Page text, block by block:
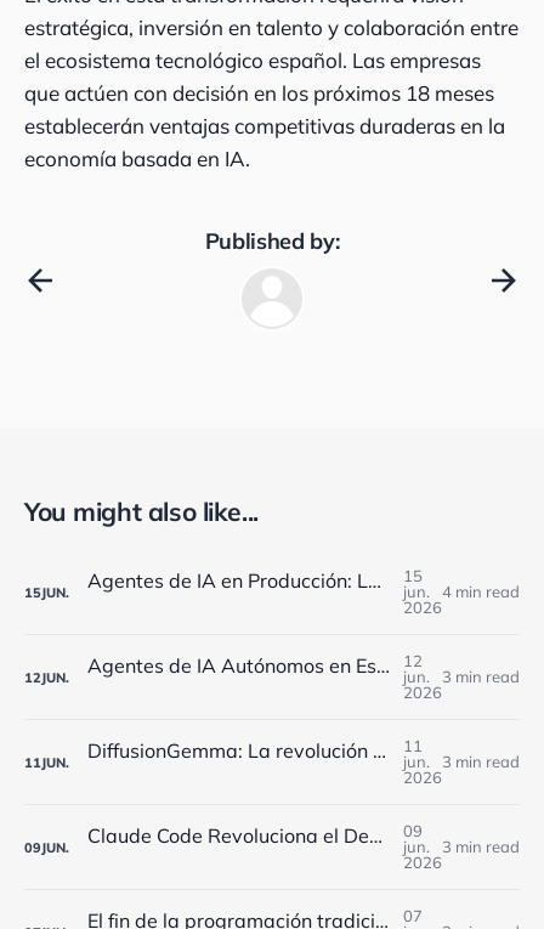
estratégica, inversión en talento y colaboración entre
el ecosistema tecnológico español. Las empresas
que actúen con decisión en los próximos 18 meses
establecerán ventajas competitivas duraderas en la
economía basada en IA.
Published by:
You might also like...
15JUN. Agentes de IA en Producción: Los Retos de Monitorización que Enfrentan las Empresas Españolas en 2025
15
jun.
2026
4 min read
12JUN. Agentes de IA Autónomos en España: Cómo Implementarlos Estratégicamente en 2025
12
jun.
2026
3 min read
11JUN. DiffusionGemma: La revolución de Google que reduce 4x los costes de IA para empresas españolas
11
jun.
2026
3 min read
09JUN. Claude Code Revoluciona el Desarrollo en España: Workflows Dinámicos y 5 Agentes Simultáneos
09
jun.
2026
3 min read
El fin de la programación tradicional: cómo los agentes de IA están transformando el desarrollo software en España
07